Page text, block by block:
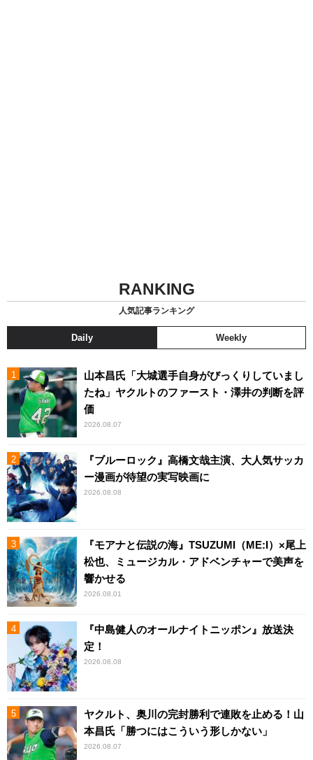
RANKING
人気記事ランキング
Daily Weekly
山本昌氏「大城選手自身がびっくりしていまし
たね」ヤクルトのファースト・澤井の判断を評
価
2026.08.07
『ブルーロック』高橋文哉主演、大人気サッカ
ー漫画が待望の実写映画に
2026.08.08
『モアナと伝説の海』TSUZUMI（ME:I）×尾上
松也、ミュージカル・アドベンチャーで美声を
響かせる
2026.08.01
『中島健人のオールナイトニッポン』放送決
定！
2026.08.08
ヤクルト、奥川の完封勝利で連敗を止める！山
本昌氏「勝つにはこういう形しかない」
2026.08.07